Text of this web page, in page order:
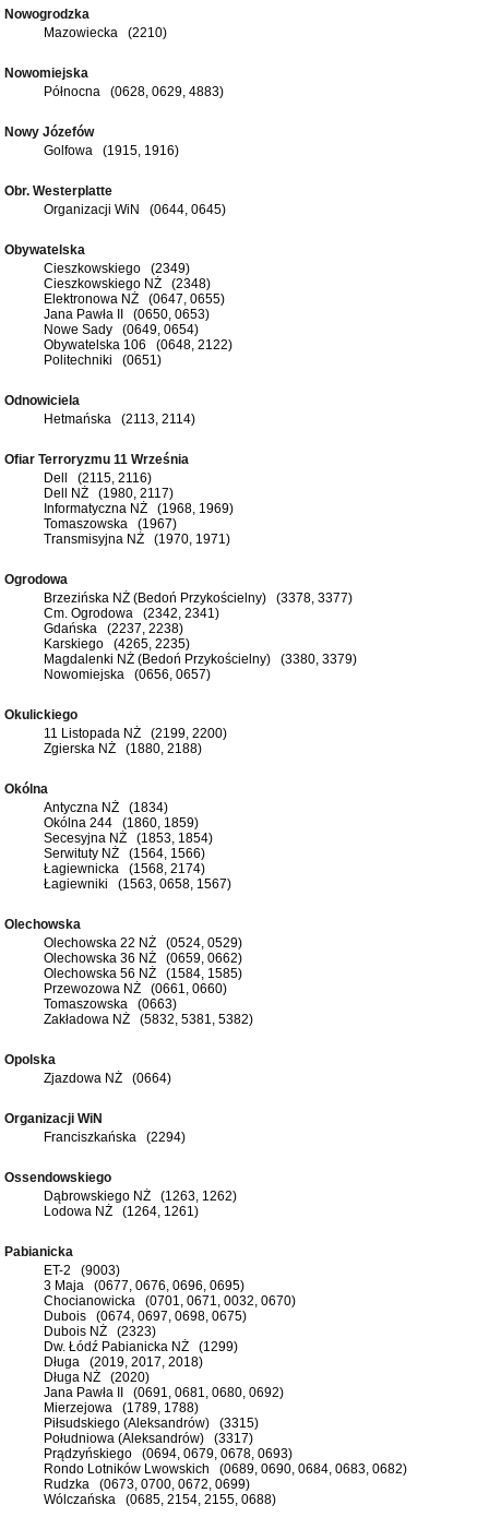
Nowogrodzka
Mazowiecka (2210)
Nowomiejska
Północna (0628, 0629, 4883)
Nowy Józefów
Golfowa (1915, 1916)
Obr. Westerplatte
Organizacji WiN (0644, 0645)
Obywatelska
Cieszkowskiego (2349)
Cieszkowskiego NŻ (2348)
Elektronowa NŻ (0647, 0655)
Jana Pawła II (0650, 0653)
Nowe Sady (0649, 0654)
Obywatelska 106 (0648, 2122)
Politechniki (0651)
Odnowiciela
Hetmańska (2113, 2114)
Ofiar Terroryzmu 11 Września
Dell (2115, 2116)
Dell NŻ (1980, 2117)
Informatyczna NŻ (1968, 1969)
Tomaszowska (1967)
Transmisyjna NŻ (1970, 1971)
Ogrodowa
Brzezińska NŻ (Bedoń Przykościelny) (3378, 3377)
Cm. Ogrodowa (2342, 2341)
Gdańska (2237, 2238)
Karskiego (4265, 2235)
Magdalenki NŻ (Bedoń Przykościelny) (3380, 3379)
Nowomiejska (0656, 0657)
Okulickiego
11 Listopada NŻ (2199, 2200)
Zgierska NŻ (1880, 2188)
Okólna
Antyczna NŻ (1834)
Okólna 244 (1860, 1859)
Secesyjna NŻ (1853, 1854)
Serwituty NŻ (1564, 1566)
Łagiewnicka (1568, 2174)
Łagiewniki (1563, 0658, 1567)
Olechowska
Olechowska 22 NŻ (0524, 0529)
Olechowska 36 NŻ (0659, 0662)
Olechowska 56 NŻ (1584, 1585)
Przewozowa NŻ (0661, 0660)
Tomaszowska (0663)
Zakładowa NŻ (5832, 5381, 5382)
Opolska
Zjazdowa NŻ (0664)
Organizacji WiN
Franciszkańska (2294)
Ossendowskiego
Dąbrowskiego NŻ (1263, 1262)
Lodowa NŻ (1264, 1261)
Pabianicka
ET-2 (9003)
3 Maja (0677, 0676, 0696, 0695)
Chocianowicka (0701, 0671, 0032, 0670)
Dubois (0674, 0697, 0698, 0675)
Dubois NŻ (2323)
Dw. Łódź Pabianicka NŻ (1299)
Długa (2019, 2017, 2018)
Długa NŻ (2020)
Jana Pawła II (0691, 0681, 0680, 0692)
Mierzejowa (1789, 1788)
Piłsudskiego (Aleksandrów) (3315)
Południowa (Aleksandrów) (3317)
Prądzyńskiego (0694, 0679, 0678, 0693)
Rondo Lotników Lwowskich (0689, 0690, 0684, 0683, 0682)
Rudzka (0673, 0700, 0672, 0699)
Wólczańska (0685, 2154, 2155, 0688)